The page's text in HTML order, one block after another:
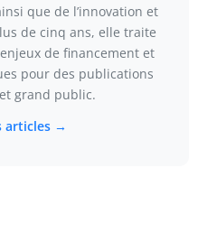
que de l’innovation et
de cinq ans, elle traite
de financement et
pour des publications
grand public.
articles →